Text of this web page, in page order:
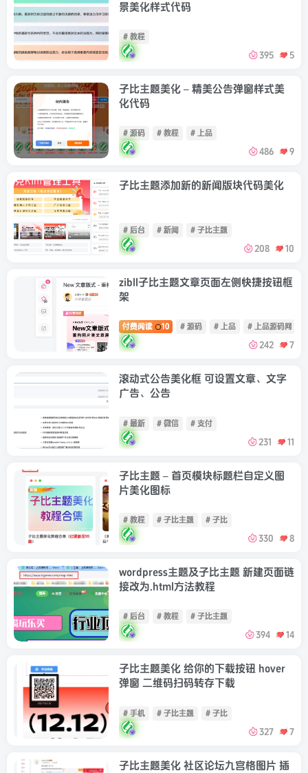
景美化样式代码
# 教程
395 5
子比主题美化 – 精美公告弹窗样式美
化代码
# 源码 # 教程 # 上品
486 9
子比主题添加新的新闻版块代码美化
# 后台 # 新闻 # 子比主题
208 10
zibll子比主题文章页面左侧快捷按钮框
架
付费阅读 10 # 源码 # 上品 # 上品源码网
242 7
滚动式公告美化框 可设置文章、文字
广告、公告
# 最新 # 微信 # 支付
231 11
子比主题 – 首页模块标题栏自定义图
片美化图标
# 教程 # 子比主题 # 子比
330 8
wordpress主题及子比主题 新建页面链
接改为.html方法教程
# 后台 # 教程 # 子比主题
394 14
子比主题美化 给你的下载按钮 hover
弹窗 二维码扫码转存下载
# 手机 # 子比主题 # 子比
327 7
子比主题美化 社区论坛九宫格图片 插